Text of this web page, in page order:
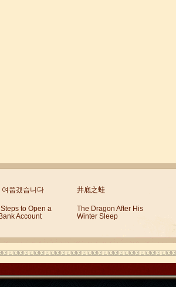
여쭙겠습니다 井底之蛙
to Open a
Account
The Dragon After His
Winter Sleep